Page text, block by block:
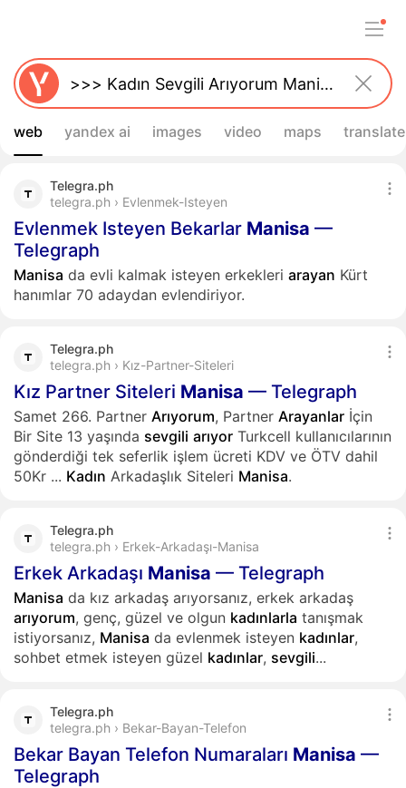
web yandex ai images video maps translate
Telegra.ph
telegra.ph › Evlenmek-Isteyen
Evlenmek Isteyen Bekarlar Manisa —
Telegraph
Manisa da evli kalmak isteyen erkekleri arayan Kürt
hanımlar 70 adaydan evlendiriyor.
Telegra.ph
telegra.ph › Kız-Partner-Siteleri
Kız Partner Siteleri Manisa — Telegraph
Samet 266. Partner Arıyorum, Partner Arayanlar İçin
Bir Site 13 yaşında sevgili arıyor Turkcell kullanıcılarının
gönderdiği tek seferlik işlem ücreti KDV ve ÖTV dahil
50Kr ... Kadın Arkadaşlık Siteleri Manisa.
Telegra.ph
telegra.ph › Erkek-Arkadaşı-Manisa
Erkek Arkadaşı Manisa — Telegraph
Manisa da kız arkadaş arıyorsanız, erkek arkadaş
arıyorum, genç, güzel ve olgun kadınlarla tanışmak
istiyorsanız, Manisa da evlenmek isteyen kadınlar,
sohbet etmek isteyen güzel kadınlar, sevgili...
Telegra.ph
telegra.ph › Bekar-Bayan-Telefon
Bekar Bayan Telefon Numaraları Manisa —
Telegraph